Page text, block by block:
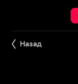
Назад